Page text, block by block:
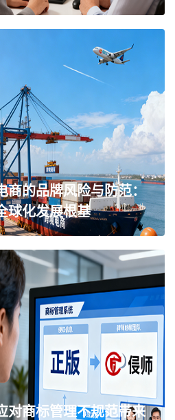
商的品牌风险与防范：
球化发展根基
对商标管理不规范带来